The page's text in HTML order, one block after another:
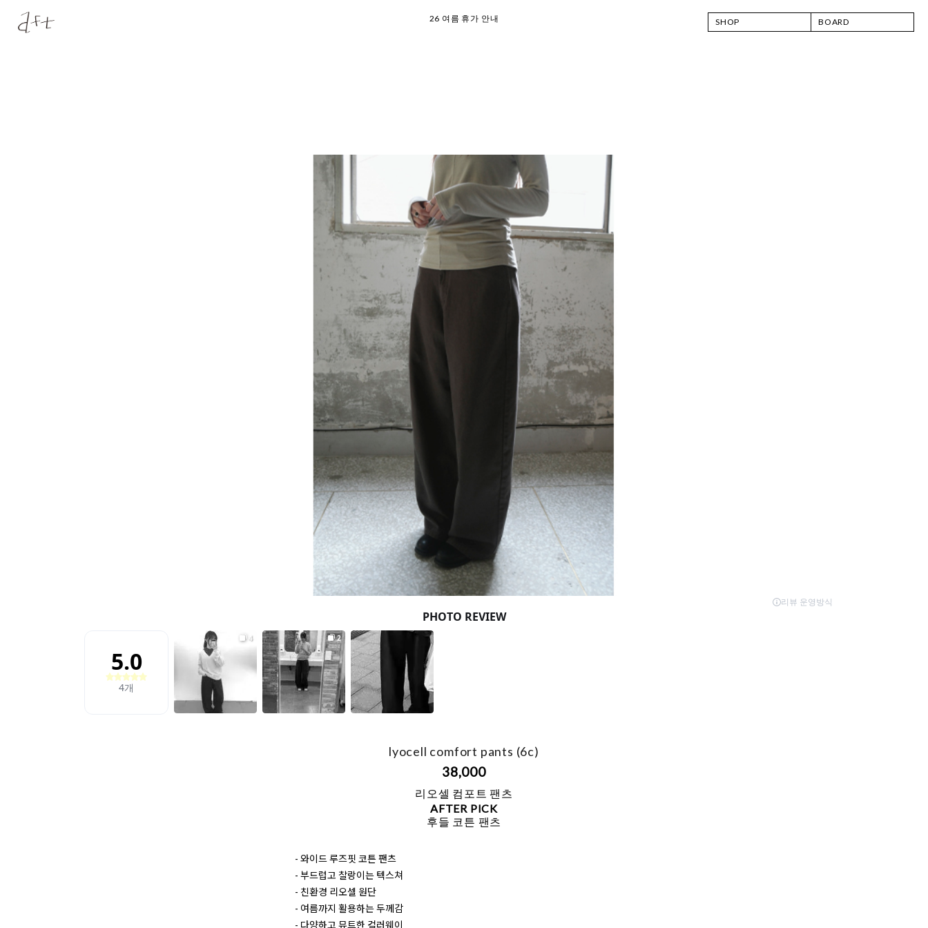
26 여름 휴가 안내 SHOP BOARD
lyocell comfort pants (6c)
38,000
리오셀 컴포트 팬츠
AFTER PICK
후들 코튼 팬츠
- 와이드 루즈핏 코튼 팬츠
- 부드럽고 찰랑이는 텍스쳐
- 친환경 리오셀 원단
- 여름까지 활용하는 두께감
- 다양하고 뮤트한 컬러웨이